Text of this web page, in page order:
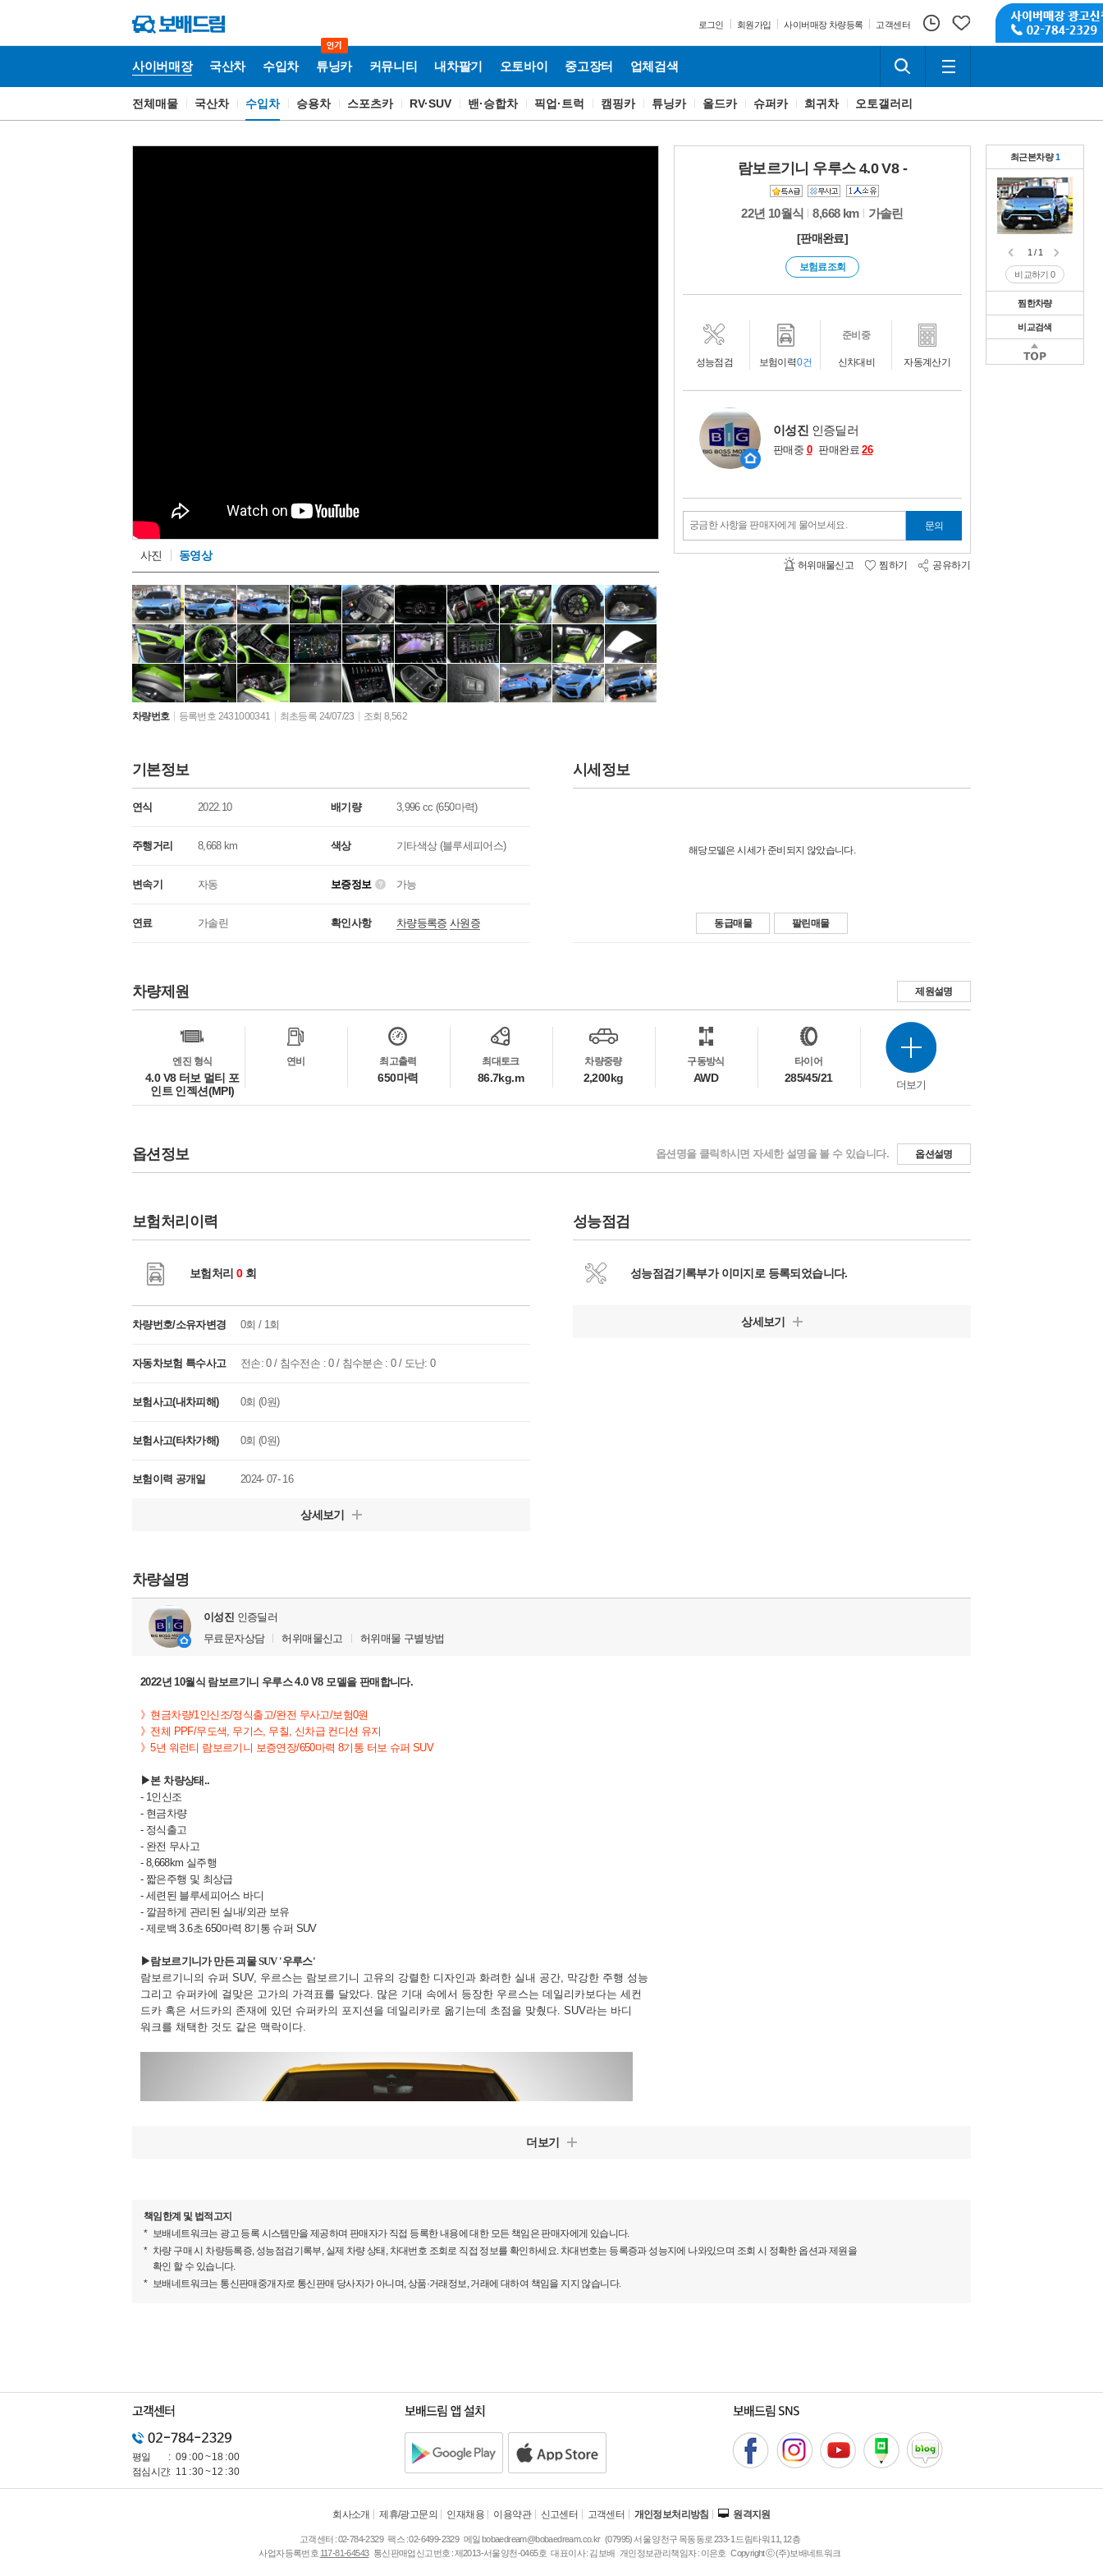
로그인 회원가입 사이버매장 차량등록 고객센터
사이버매장 국산차 수입차 튜닝카 커뮤니티 내차팔기 오토바이 중고장터 업체검색
사
전체매물 국산차 수입차 승용차 스포츠카 RV·SUV 밴·승합차 픽업·트럭 캠핑카 튜닝카 올드카 슈퍼카 희귀차 오토갤러리
사진 동영상
차량번호 등록번호 2431000341 최초등록 24/07/23 조회 8,562
람보르기니 우루스 4.0 V8 -
22년 10월식 8,668 km 가솔린
[판매완료]
보험료조회
성능점검 보험이력0건 신차대비
준비중
자동계산기
이성진 인증딜러
판매중 0 판매완료26
궁금한 사항을 판매자에게 물어보세요. 문의
허위매물신고 찜하기 공유하기
기본정보
연식 2022.10 배기량 3,996 cc (650마력)
주행거리 8,668 km 색상 기타색상 (블루세피어스)
변속기 자동 보증정보 가능
연료 가솔린 확인사항 차량등록증 사원증
시세정보
해당모델은 시세가 준비되지 않았습니다.
동급매물 팔린매물
차량제원
제원설명
엔진 형식
4.0 V8 터보 멀티 포
인트 인젝션(MPI)
연비 최고출력
650마력
최대토크
86.7kg.m
차량중량
2,200kg
구동방식
AWD
타이어
285/45/21
더보기
옵션정보 옵션명을 클릭하시면 자세한 설명을 볼 수 있습니다. 옵션설명
보험처리이력
보험처리 0회
차량번호/소유자변경 0회 / 1회
자동차보험 특수사고 전손: 0 / 침수전손 : 0 / 침수분손 : 0 / 도난: 0
보험사고(내차피해) 0회 (0원)
보험사고(타차가해) 0회 (0원)
보험이력 공개일 2024- 07- 16
상세보기
성능점검
성능점검기록부가 이미지로 등록되었습니다.
상세보기
차량설명
이성진 인증딜러
무료문자상담
허위매물신고 허위매물 구별방법
2022년 10월식 람보르기니 우루스 4.0 V8 모델을 판매합니다.
》현금차량/1인신조/정식출고/완전 무사고/보험0원
》전체 PPF/무도색, 무기스, 무칠, 신차급 컨디션 유지
》5년 워런티 람보르기니 보증연장/650마력 8기통 터보 슈퍼 SUV
▶본 차량상태..
- 1인신조
- 현금차량
- 정식출고
- 완전 무사고
- 8,668km 실주행
- 짧은주행 및 최상급
- 세련된 블루세피어스 바디
- 깔끔하게 관리된 실내/외관 보유
- 제로백 3.6초 650마력 8기통 슈퍼 SUV
▶람보르기니가 만든 괴물 SUV '우루스'
람보르기니의 슈퍼 SUV, 우르스는 람보르기니 고유의 강렬한 디자인과 화려한 실내 공간, 막강한 주행 성능
그리고 슈퍼카에 걸맞은 고가의 가격표를 달았다. 많은 기대 속에서 등장한 우르스는 데일리카보다는 세컨
드카 혹은 서드카의 존재에 있던 슈퍼카의 포지션을 데일리카로 옮기는데 초점을 맞췄다. SUV라는 바디
워크를 채택한 것도 같은 맥락이다.
루프 실루엣으로 공격적이고 세련된 감성을 연출한다.
더보기
책임한계 및 법적고지
보배네트워크는 광고 등록 시스템만을 제공하며 판매자가 직접 등록한 내용에 대한 모든 책임은 판매자에게 있습니다.
차량 구매 시 차량등록증, 성능점검기록부, 실제 차량 상태, 차대번호 조회로 직접 정보를 확인하세요. 차대번호는 등록증과 성능지에 나와있으며 조회 시 정확한 옵션과 제원을
확인 할 수 있습니다.
보배네트워크는 통신판매중개자로 통신판매 당사자가 아니며, 상품·거래정보, 거래에 대하여 책임을 지지 않습니다.
최근본차량1
1 / 1
비교하기0
찜한차량
1 / 1
비교하기
비교검색
1 / 1
평일
09 : 00 ~ 18 : 00
점심시간 11 : 30 ~ 12 : 30
회사소개 제휴/광고문의 인재채용 이용약관 신고센터 고객센터 개인정보처리방침 원격지원
고객센터 :02-784-2329 팩스 :02-6499-2329 메일bobaedream@bobaedream.co.kr 주
소
(07995) 서울 양천구 목동동로 233-1 드림타워 11, 12층
사업자등록번호 117-81-64543 통신판매업신고번호 :제2013-서울양천-0465호 대표이사 : 김보배 개인정보관리책임자 : 이은호 Copyright ⓒ (주)보배네트워크